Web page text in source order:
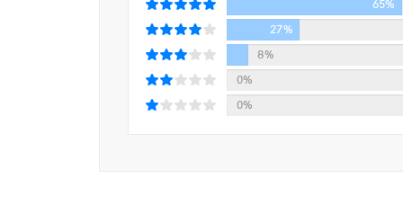
65%
27%
8%
0%
0%